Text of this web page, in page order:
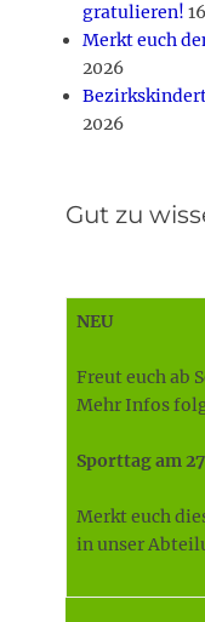
gratulieren!
Merkt euch
2026
2026
Gut zu
NEU
Freut euch ab
Mehr Infos
Sporttag am
Merkt euch
in unser